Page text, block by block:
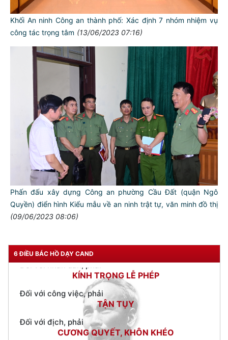
Khối An ninh Công an thành phố: Xác định 7 nhóm nhiệm vụ
công tác trọng tâm (13/06/2023 07:16)
Phấn đấu xây dựng Công an phường Cầu Đất (quận Ngô
Quyền) điển hình Kiểu mẫu về an ninh trật tự, văn minh đồ thị
(09/06/2023 08:06)
6 ĐIỀU BÁC HỒ DẠY CAND
TƯ CÁCH
NGƯỜI CÔNG AN CÁCH MỆNH LÀ:
Đối với tự mình, phải
CẦN, KIỆM, LIÊM, CHÍNH
Đối với đồng sự, phải
THÂN ÁI GIÚP ĐỠ
Đối với chính phủ, phải
TUYỆT ĐỐI TRUNG THÀNH
Đối với nhân dân, phải
Đối với công việc, phải
TẬN TỤY
Đối với địch, phải
CƯƠNG QUYẾT, KHÔN KHÉO
Trích thư Chủ tịch Hồ Chí Minh
gửi Công an Khu XII,
ngày 11 tháng 3 năm 1948.